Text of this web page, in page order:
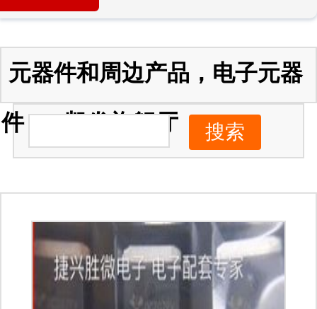
元器件和周边产品，电子元器
件 -ag凯发旗舰厅